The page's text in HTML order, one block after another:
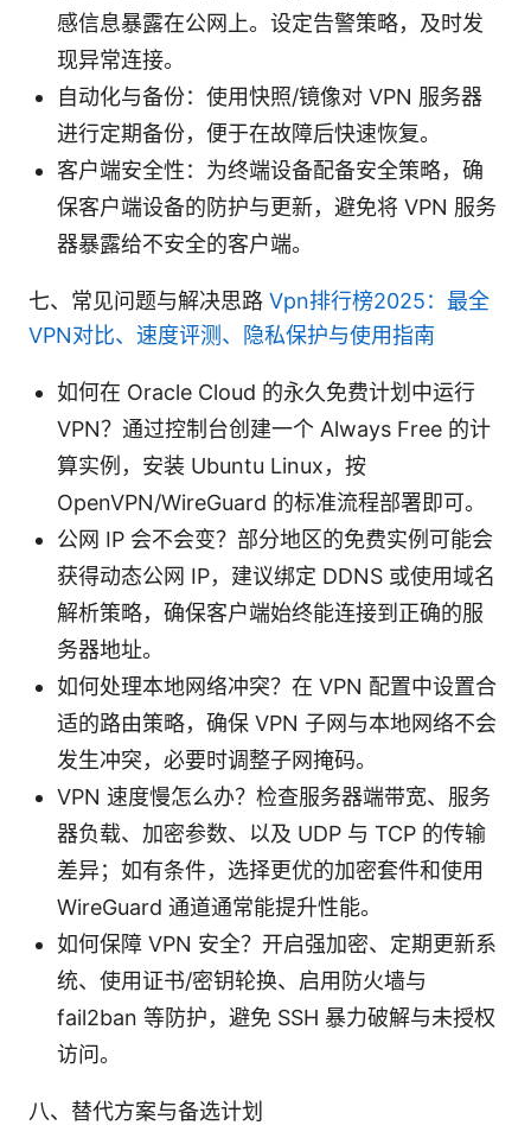
感信息暴露在公网上。设定告警策略，及时发
现异常连接。
自动化与备份：使用快照/镜像对 VPN 服务器
进行定期备份，便于在故障后快速恢复。
客户端安全性：为终端设备配备安全策略，确
保客户端设备的防护与更新，避免将 VPN 服务
器暴露给不安全的客户端。
七、常见问题与解决思路 Vpn排行榜2025：最全
VPN对比、速度评测、隐私保护与使用指南
如何在 Oracle Cloud 的永久免费计划中运行
VPN？通过控制台创建一个 Always Free 的计
算实例，安装 Ubuntu Linux，按
OpenVPN/WireGuard 的标准流程部署即可。
公网 IP 会不会变？部分地区的免费实例可能会
获得动态公网 IP，建议绑定 DDNS 或使用域名
解析策略，确保客户端始终能连接到正确的服
务器地址。
如何处理本地网络冲突？在 VPN 配置中设置合
适的路由策略，确保 VPN 子网与本地网络不会
发生冲突，必要时调整子网掩码。
VPN 速度慢怎么办？检查服务器端带宽、服务
器负载、加密参数、以及 UDP 与 TCP 的传输
差异；如有条件，选择更优的加密套件和使用
WireGuard 通道通常能提升性能。
如何保障 VPN 安全？开启强加密、定期更新系
统、使用证书/密钥轮换、启用防火墙与
fail2ban 等防护，避免 SSH 暴力破解与未授权
访问。
八、替代方案与备选计划